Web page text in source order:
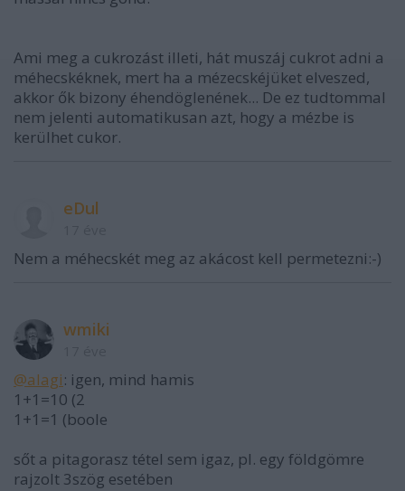
Ami meg a cukrozást illeti, hát muszáj cukrot adni a
méhecskéknek, mert ha a mézecskéjüket elveszed,
akkor ők bizony éhendöglenének... De ez tudtommal
nem jelenti automatikusan azt, hogy a mézbe is
kerülhet cukor.
eDul
Nem a méhecskét meg az akácost kell permetezni:-)
wmiki
@alagi: igen, mind hamis
1+1=10 (2
1+1=1 (boole
sőt a pitagorasz tétel sem igaz, pl. egy földgömre
rajzolt 3szög esetében